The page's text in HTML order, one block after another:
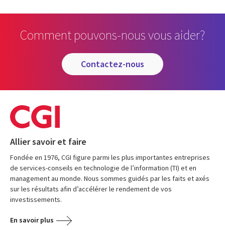
Comment pouvons-nous vous aider?
contactez-nous
Allier savoir et faire
Fondée en 1976, CGI figure parmi les plus importantes entreprises
de services-conseils en technologie de l’information (TI) et en
management au monde. Nous sommes guidés par les faits et axés
sur les résultats afin d’accélérer le rendement de vos
investissements.
En savoir plus